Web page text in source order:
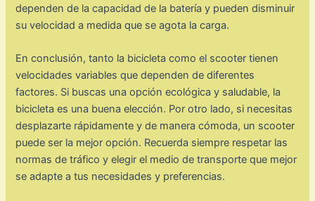
dependen de la capacidad de la batería y pueden disminuir
su velocidad a medida que se agota la carga.
En conclusión, tanto la bicicleta como el scooter tienen
velocidades variables que dependen de diferentes
factores. Si buscas una opción ecológica y saludable, la
bicicleta es una buena elección. Por otro lado, si necesitas
desplazarte rápidamente y de manera cómoda, un scooter
puede ser la mejor opción. Recuerda siempre respetar las
normas de tráfico y elegir el medio de transporte que mejor
se adapte a tus necesidades y preferencias.